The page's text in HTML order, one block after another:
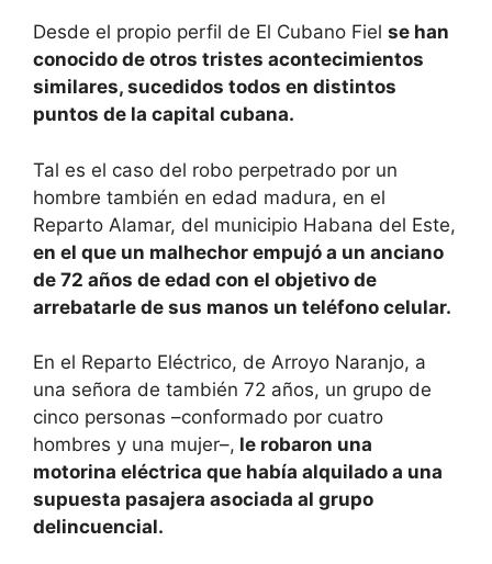
Desde el propio perfil de El Cubano Fiel se han
conocido de otros tristes acontecimientos
similares, sucedidos todos en distintos
puntos de la capital cubana.
Tal es el caso del robo perpetrado por un
hombre también en edad madura, en el
Reparto Alamar, del municipio Habana del Este,
en el que un malhechor empujó a un anciano
de 72 años de edad con el objetivo de
arrebatarle de sus manos un teléfono celular.
En el Reparto Eléctrico, de Arroyo Naranjo, a
una señora de también 72 años, un grupo de
cinco personas –conformado por cuatro
hombres y una mujer–, le robaron una
motorina eléctrica que había alquilado a una
supuesta pasajera asociada al grupo
delincuencial.